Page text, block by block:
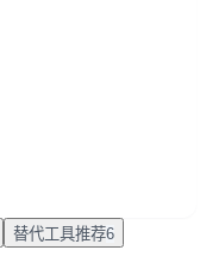
替代工具推荐6